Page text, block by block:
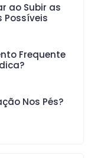
ao Subir as
Possíveis
Frequente
Nos Pés?